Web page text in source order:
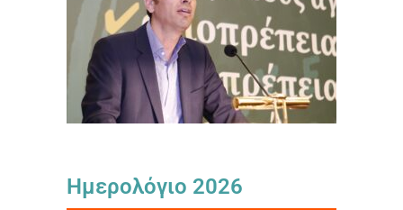
Ημερολόγιο 2026